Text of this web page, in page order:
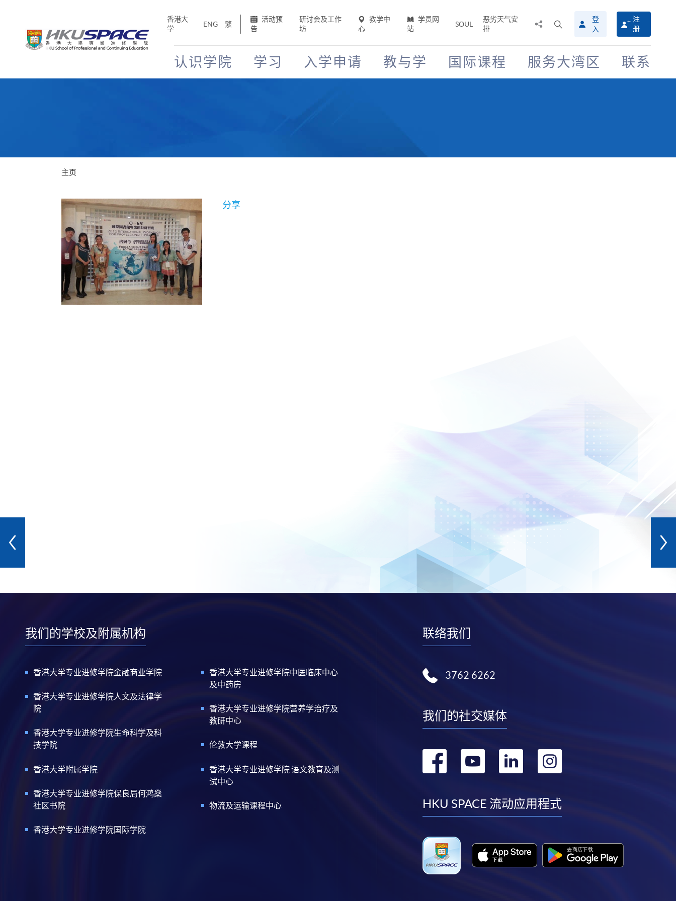
香港大
学
ENG 繁
活动预
告
研讨会及工作
坊
教学中
心
学员网
站
SOUL
恶劣天气安
排
搜
寻
介
面
登
入
注
册
认识学院 学习 入学申请 教与学 国际课程 服务大湾区 联系
主页
分享
我们的学校及附属机构
香港大学专业进修学院金融商业学院
香港大学专业进修学院人文及法律学
院
香港大学专业进修学院生命科学及科
技学院
香港大学附属学院
香港大学专业进修学院保良局何鸿燊
社区书院
香港大学专业进修学院国际学院
香港大学专业进修学院中医临床中心
及中药房
香港大学专业进修学院营养学治疗及
教研中心
伦敦大学课程
香港大学专业进修学院 语文教育及测
试中心
物流及运输课程中心
联络我们
3762 6262
我们的社交媒体
转
facebook
转
youtube
转
linkedin
转
instagram
HKU SPACE 流动应用程式